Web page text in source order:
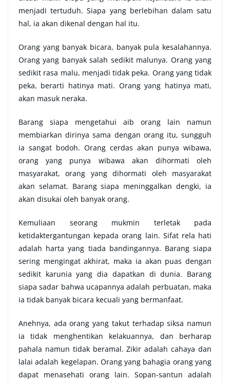
menjadi tertuduh. Siapa yang berlebihan dalam satu
hal, ia akan dikenal dengan hal itu.
Orang yang banyak bicara, banyak pula kesalahannya.
Orang yang banyak salah sedikit malunya. Orang yang
sedikit rasa malu, menjadi tidak peka. Orang yang tidak
peka, berarti hatinya mati. Orang yang hatinya mati,
akan masuk neraka.
Barang siapa mengetahui aib orang lain namun
membiarkan dirinya sama dengan orang itu, sungguh
ia sangat bodoh. Orang cerdas akan punya wibawa,
orang yang punya wibawa akan dihormati oleh
masyarakat, orang yang dihormati oleh masyarakat
akan selamat. Barang siapa meninggalkan dengki, ia
akan disukai oleh banyak orang.
Kemuliaan seorang mukmin terletak pada
ketidaktergantungan kepada orang lain. Sifat rela hati
adalah harta yang tiada bandingannya. Barang siapa
sering mengingat akhirat, maka ia akan puas dengan
sedikit karunia yang dia dapatkan di dunia. Barang
siapa sadar bahwa ucapannya adalah perbuatan, maka
ia tidak banyak bicara kecuali yang bermanfaat.
Anehnya, ada orang yang takut terhadap siksa namun
ia tidak menghentikan kelakuannya, dan berharap
pahala namun tidak beramal. Zikir adalah cahaya dan
lalai adalah kegelapan. Orang yang bahagia orang yang
dapat menasehati orang lain. Sopan-santun adalah